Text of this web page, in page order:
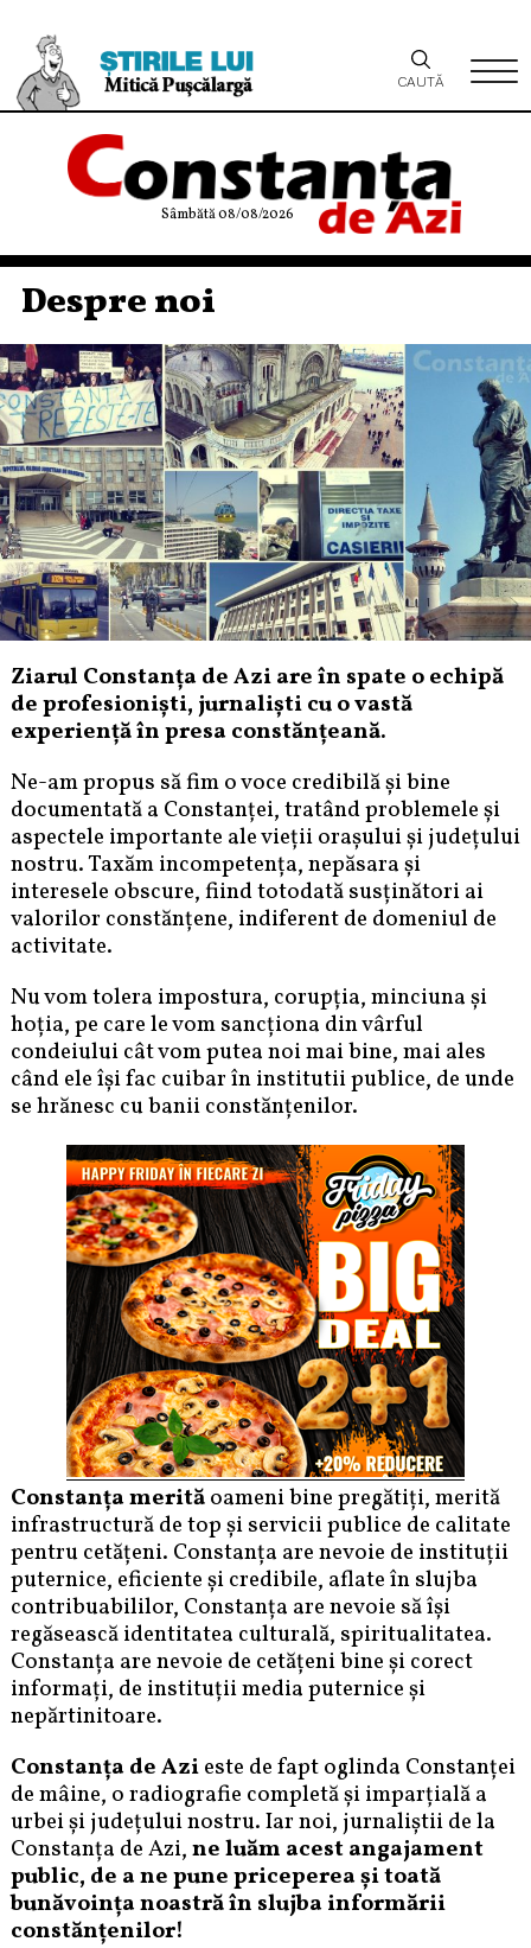
Sâmbătă 08/08/2026
CAUTĂ
Despre noi
Ziarul Constanța de Azi are în spate o echipă
de profesioniști, jurnaliști cu o vastă
experiență în presa constănțeană.
Ne-am propus să fim o voce credibilă și bine
documentată a Constanței, tratând problemele și
aspectele importante ale vieții orașului și județului
nostru. Taxăm incompetența, nepăsara și
interesele obscure, fiind totodată susținători ai
valorilor constănțene, indiferent de domeniul de
activitate.
Nu vom tolera impostura, corupția, minciuna și
hoția, pe care le vom sancționa din vârful
condeiului cât vom putea noi mai bine, mai ales
când ele își fac cuibar în institutii publice, de unde
se hrănesc cu banii constănțenilor.
Constanța merităoameni bine pregătiți, merită
infrastructură de top și servicii publice de calitate
pentru cetățeni. Constanța are nevoie de instituții
puternice, eficiente și credibile, aflate în slujba
contribuabililor, Constanța are nevoie să își
regăsească identitatea culturală, spiritualitatea.
Constanța are nevoie de cetățeni bine și corect
informați, de instituții media puternice și
nepărtinitoare.
Constanța de Azieste de fapt oglinda Constanței
de mâine, o radiografie completă și imparțială a
urbei și județului nostru. Iar noi, jurnaliștii de la
Constanța de Azi,ne luăm acest angajament
public, de a ne pune priceperea și toată
bunăvoința noastră în slujba informării
constănțenilor!